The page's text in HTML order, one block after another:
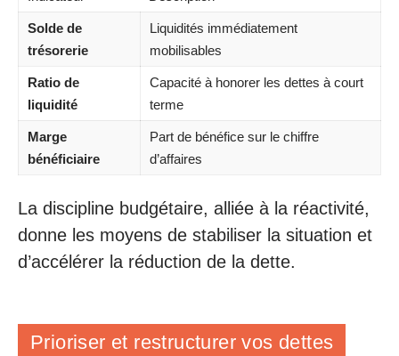
Solde de
trésorerie
Liquidités immédiatement
mobilisables
Ratio de
liquidité
Capacité à honorer les dettes à court
terme
Marge
bénéficiaire
Part de bénéfice sur le chiffre
d’affaires
La discipline budgétaire, alliée à la réactivité,
donne les moyens de stabiliser la situation et
d’accélérer la réduction de la dette.
Prioriser et restructurer vos dettes